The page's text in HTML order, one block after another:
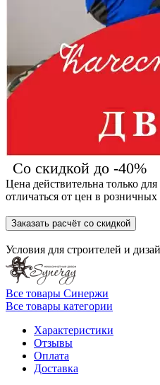
Со скидкой до -40%
Цена действительна только
отличаться от цен в розничных
Заказать расчёт со скидкой
Условия для строителей и
Все товары Синержи
Все товары категории
Характеристики
Отзывы
Оплата
Доставка